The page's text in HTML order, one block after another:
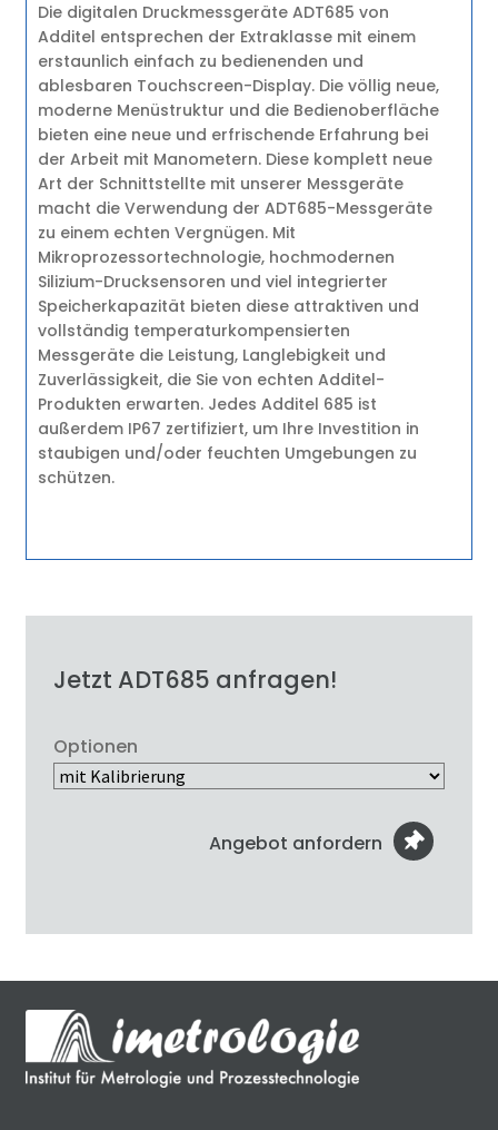
Die digitalen Druckmessgeräte ADT685 von
Additel entsprechen der Extraklasse mit einem
erstaunlich einfach zu bedienenden und
ablesbaren Touchscreen-Display. Die völlig neue,
moderne Menüstruktur und die Bedienoberfläche
bieten eine neue und erfrischende Erfahrung bei
der Arbeit mit Manometern. Diese komplett neue
Art der Schnittstellte mit unserer Messgeräte
macht die Verwendung der ADT685-Messgeräte
zu einem echten Vergnügen. Mit
Mikroprozessortechnologie, hochmodernen
Silizium-Drucksensoren und viel integrierter
Speicherkapazität bieten diese attraktiven und
vollständig temperaturkompensierten
Messgeräte die Leistung, Langlebigkeit und
Zuverlässigkeit, die Sie von echten Additel-
Produkten erwarten. Jedes Additel 685 ist
außerdem IP67 zertifiziert, um Ihre Investition in
staubigen und/oder feuchten Umgebungen zu
schützen.
Jetzt ADT685 anfragen!
Optionen
Angebot anfordern